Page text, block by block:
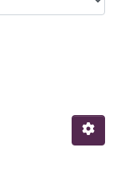
by Author